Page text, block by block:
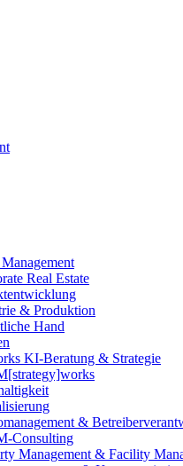
Real Estate
& Produktion
Hand
KI-Beratung & Strategie
&
Consulting
Management & Facility